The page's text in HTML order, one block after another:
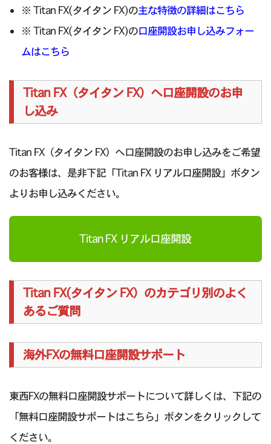
※ Titan FX(タイタン FX)の主な特徴の詳細はこちら
※ Titan FX(タイタン FX)の口座開設お申し込みフォー
ムはこちら
Titan FX（タイタン FX）へ口座開設のお申
し込み
Titan FX（タイタン FX）へ口座開設のお申し込みをご希望
のお客様は、是非下記「Titan FX リアル口座開設」ボタン
よりお申し込みください。
Titan FX リアル口座開設
Titan FX(タイタン FX）のカテゴリ別のよく
あるご質問
海外FXの無料口座開設サポート
東西FXの無料口座開設サポートについて詳しくは、下記の
「無料口座開設サポートはこちら」ボタンをクリックして
ください。